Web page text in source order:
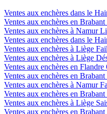
Ventes aux enchères dans le
Ventes aux enchères en
Ventes aux enchères à Namur
Ventes aux enchères dans le
Ventes aux enchères à Liège
Ventes aux enchères à Liège
Ventes aux enchères en
Ventes aux enchères en
Ventes aux enchères à Namur
Ventes aux enchères en
Ventes aux enchères à Liège
Ventes aux enchères en